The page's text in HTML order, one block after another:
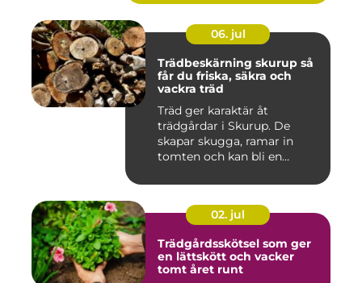
06. jul
Trädbeskärning skurup så
får du friska, säkra och
vackra träd
Träd ger karaktär åt
trädgårdar i Skurup. De
skapar skugga, ramar in
tomten och kan bli en
02. jul
Trädgårdsskötsel som ger
en lättskött och vacker
tomt året runt